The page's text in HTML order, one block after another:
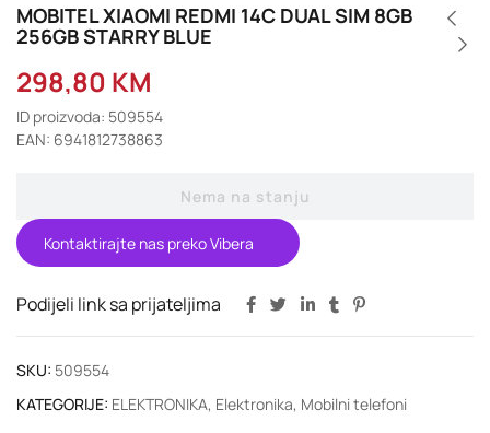
MOBITEL XIAOMI REDMI 14C DUAL SIM 8GB
256GB STARRY BLUE
298,80 KM
ID proizvoda: 509554
EAN: 6941812738863
Nema na stanju
Kontaktirajte nas preko Vibera
Podijeli link sa prijateljima
SKU: 509554
KATEGORIJE: ELEKTRONIKA, Elektronika, Mobilni telefoni